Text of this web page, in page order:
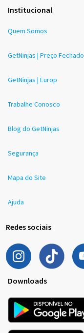
Institucional
Quem Somos
GetNinjas | Preço Fechado
GetNinjas | Europ
Trabalhe Conosco
Blog do GetNinjas
Segurança
Mapa do Site
Ajuda
Redes sociais
Downloads